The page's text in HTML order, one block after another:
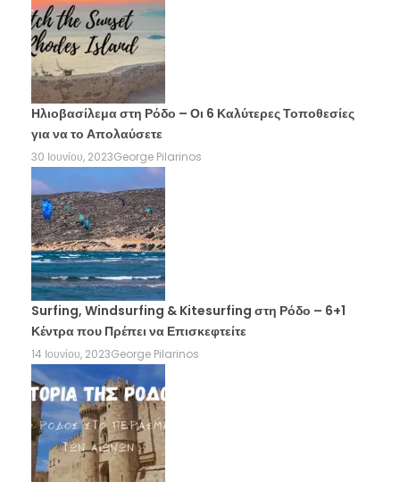
Ηλιοβασίλεμα στη Ρόδο – Οι 6 Καλύτερες Τοποθεσίες
για να το Απολαύσετε
30 Ιουνίου, 2023George Pilarinos
Surfing, Windsurfing & Kitesurfing στη Ρόδο – 6+1
Κέντρα που Πρέπει να Επισκεφτείτε
14 Ιουνίου, 2023George Pilarinos